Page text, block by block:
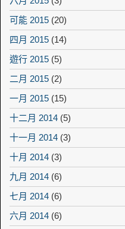
可能 2015 (20)
四月 2015 (14)
遊行 2015 (5)
二月 2015 (2)
一月 2015 (15)
十二月 2014 (5)
十一月 2014 (3)
十月 2014 (3)
九月 2014 (6)
七月 2014 (6)
六月 2014 (6)